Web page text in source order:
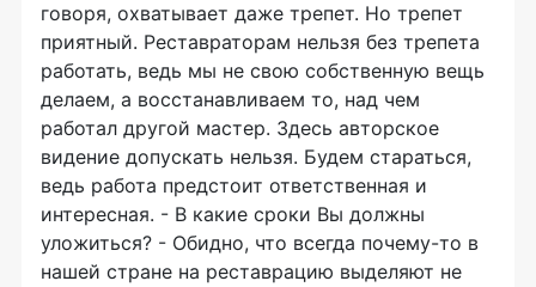
говоря, охватывает даже трепет. Но трепет
приятный. Реставраторам нельзя без трепета
работать, ведь мы не свою собственную вещь
делаем, а восстанавливаем то, над чем
работал другой мастер. Здесь авторское
видение допускать нельзя. Будем стараться,
ведь работа предстоит ответственная и
интересная. - В какие сроки Вы должны
уложиться? - Обидно, что всегда почему-то в
нашей стране на реставрацию выделяют не